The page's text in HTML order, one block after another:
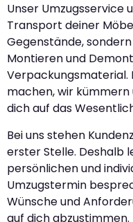
Unser Umzugsservice
Transport deiner
Gegenstände,
Montieren und
Verpackungsmaterial.
machen, wir kümmern
dich auf das
Bei uns stehen
erster Stelle. Deshalb
persönlichen und
Umzugstermin
Wünsche und
auf dich abzustimmen.